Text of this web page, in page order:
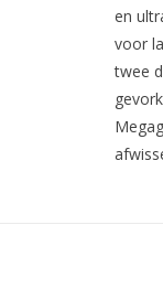
en
voor
twee